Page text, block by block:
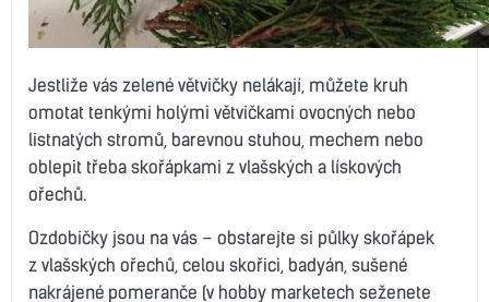
Jestliže vás zelené větvičky nelákají, můžete kruh
omotat tenkými holými větvičkami ovocných nebo
listnatých stromů, barevnou stuhou, mechem nebo
oblepit třeba skořápkami z vlašských a lískových
ořechů.
Ozdobičky jsou na vás – obstarejte si půlky skořápek
z vlašských ořechů, celou skořici, badyán, sušené
nakrájené pomeranče (v hobby marketech seženete